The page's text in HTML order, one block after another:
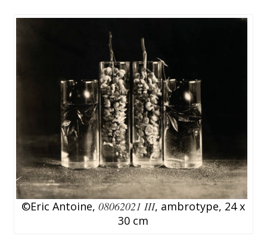
©Eric Antoine,08062021 III, ambrotype, 24 x
30 cm